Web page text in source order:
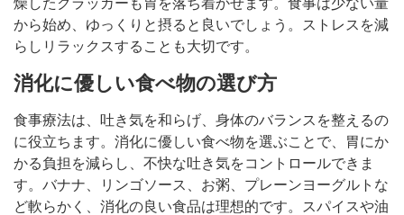
から始め、ゆっくりと摂ると良いでしょう。ストレスを減
らしリラックスすることも大切です。
消化に優しい食べ物の選び方
食事療法は、吐き気を和らげ、身体のバランスを整えるの
に役立ちます。消化に優しい食べ物を選ぶことで、胃にか
かる負担を減らし、不快な吐き気をコントロールできま
す。バナナ、リンゴソース、お粥、プレーンヨーグルトな
ど軟らかく、消化の良い食品は理想的です。スパイスや油